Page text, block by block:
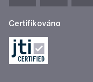
Certifikováno